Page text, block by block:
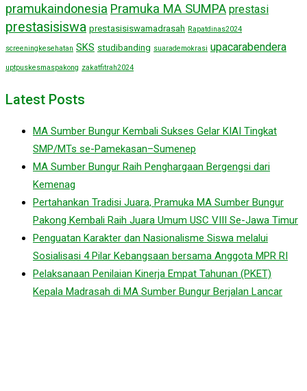
pramukaindonesia Pramuka MA SUMPA prestasi
prestasisiswa prestasisiswamadrasah Rapatdinas2024
screeningkesehatan SKS studibanding suarademokrasi upacarabendera
uptpuskesmaspakong zakatfitrah2024
Latest Posts
MA Sumber Bungur Kembali Sukses Gelar KIAI Tingkat
SMP/MTs se-Pamekasan–Sumenep
MA Sumber Bungur Raih Penghargaan Bergengsi dari
Kemenag
Pertahankan Tradisi Juara, Pramuka MA Sumber Bungur
Pakong Kembali Raih Juara Umum USC VIII Se-Jawa Timur
Penguatan Karakter dan Nasionalisme Siswa melalui
Sosialisasi 4 Pilar Kebangsaan bersama Anggota MPR RI
Pelaksanaan Penilaian Kinerja Empat Tahunan (PKET)
Kepala Madrasah di MA Sumber Bungur Berjalan Lancar